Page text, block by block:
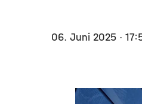
06. Juni 2025 ·